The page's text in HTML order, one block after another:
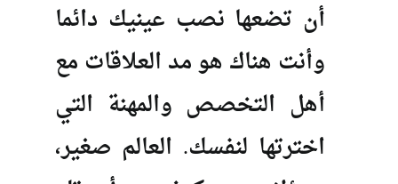
أن تضعها نصب عينيك دائما
وأنت هناك هو مد العلاقات مع
أهل التخصص والمهنة التي
اخترتها لنفسك. العالم صغير،